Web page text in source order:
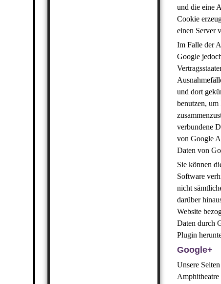
und die eine
Cookie
einen Server
Im Falle der
Google
und dort
benutzen,
verbundene
von Google
Daten von
Sie können
Software
nicht
darüber
Website
Daten durch
Plugin
Google+
Unsere